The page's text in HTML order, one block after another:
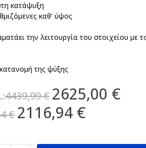
κατάψυξη
καθ’ ύψος
την λειτουργία του στοιχείου με
της ψύξης
4439,99 € 2625,00 €
€ 2116,94 €